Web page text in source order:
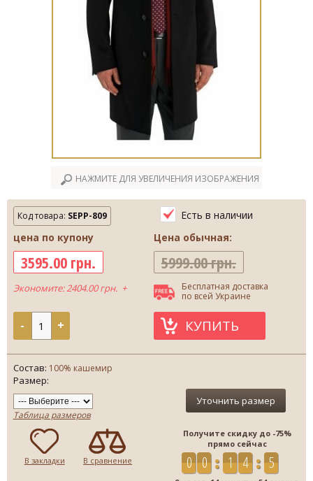
НАЖМИТЕ ДЛЯ УВЕЛИЧЕНИЯ ИЗОБРАЖЕНИЯ
Код товара: SEPP-809
Есть в наличии
цена по купону
3595.00 грн.
Экономите: 2404.00 грн. +
Цена обычная:
5999.00 грн.
Бесплатная доставка
по всей Украине
- + КУПИТЬ
Состав: 100% кашемир
Размер:
Таблица размеров
Уточнить размер
Получите скидку до -75%
прямо сейчас
0 0 1 4 5
В закладки В сравнение